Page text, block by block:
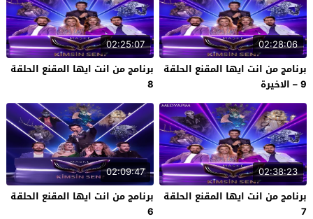
02:28:06
برنامج من انت ايها المقنع الحلقة
9 – الاخيرة
02:25:07
برنامج من انت ايها المقنع الحلقة
8
02:38:23
برنامج من انت ايها المقنع الحلقة
7
02:09:47
برنامج من انت ايها المقنع الحلقة
6